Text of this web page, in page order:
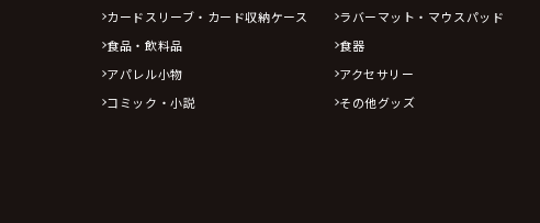
カードスリーブ・カード収納ケース
ラバーマット・マウスパッド
食品・飲料品
食器
アパレル小物
アクセサリー
コミック・小説
その他グッズ